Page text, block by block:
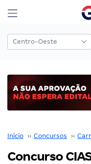
Início ›› Concursos ››
Concurso